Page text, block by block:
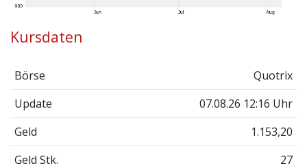
Kursdaten
Börse
Quotrix
Update
07.08.26 12:16 Uhr
Geld
1.153,20
Geld Stk.
27